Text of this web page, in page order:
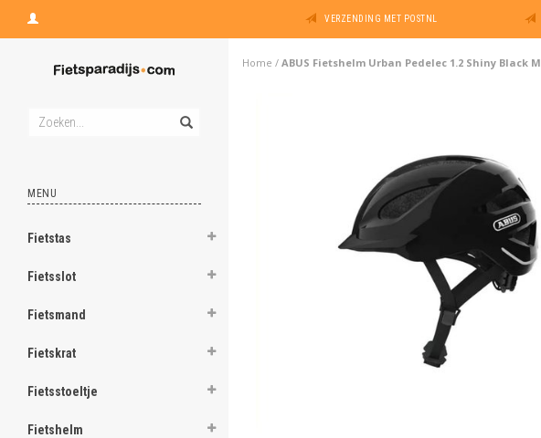
VERZENDING MET POSTNL
MENU
Fietstas
Fietsslot
Fietsmand
Fietskrat
Fietsstoeltje
Fietshelm
Home / ABUS Fietshelm Urban Pedelec 1.2 Shiny Black M